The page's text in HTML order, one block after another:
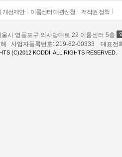
개선제안 이룸센터 대관신청 저작권 정책
울시 영등포구 의사당대로 22 이룸센터 5층
혜 사업자등록번호: 219-82-00333 대표
(C)2012 KODDI. ALL RIGHTS RESERVED.